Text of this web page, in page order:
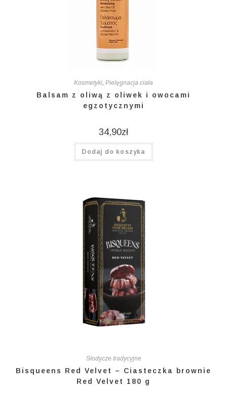
Kosmetyki, Pielęgnacja ciała
Balsam z oliwą z oliwek i owocami
egzotycznymi
34,90zł
Dodaj do koszyka
Słodycze tradycyjne
Bisqueens Red Velvet – Ciasteczka brownie
Red Velvet 180 g